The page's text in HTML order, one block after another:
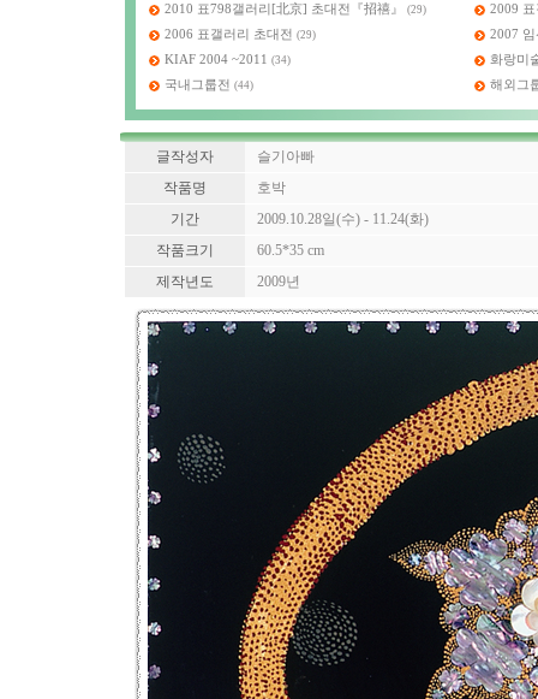
2010 표798갤러리[北京] 초대전『招禧』 (29)
2009
2006 표갤러리 초대전 (29)
2007
KIAF 2004 ~2011 (34)
화랑미
국내그룹전 (44) 해외그
글작성자
슬기아빠
작품명
호박
기간
2009.10.28일(수) - 11.24(화)
작품크기
60.5*35 cm
제작년도
2009년